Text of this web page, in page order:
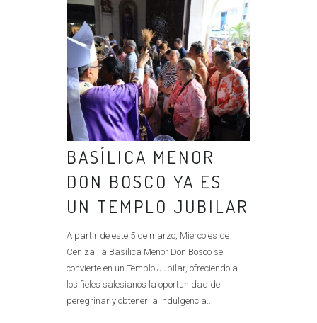
BASÍLICA MENOR
DON BOSCO YA ES
UN TEMPLO JUBILAR
A partir de este 5 de marzo, Miércoles de
Ceniza, la Basílica Menor Don Bosco se
convierte en un Templo Jubilar, ofreciendo a
los fieles salesianos la oportunidad de
peregrinar y obtener la indulgencia...